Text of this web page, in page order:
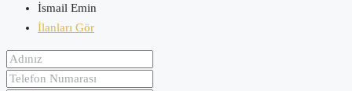
İsmail Emin
İlanları Gör